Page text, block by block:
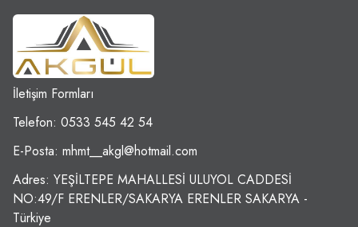
İletişim Formları
Telefon: 0533 545 42 54
E-Posta: mhmt__akgl@hotmail.com
Adres: YEŞİLTEPE MAHALLESİ ULUYOL CADDESİ
NO:49/F ERENLER/SAKARYA ERENLER SAKARYA -
Türkiye